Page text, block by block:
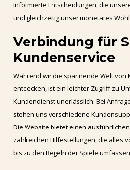
informierte Entscheidungen, die
und gleichzeitig unser monetäres
Verbindung für
Kundenservice
Während wir die spannende Welt von
entdecken, ist ein leichter Zugriff zu
Kundendienst unerlässlich. Bei
stehen uns verschiedene
Die Website bietet einen ausführlichen
zahlreichen Hilfestellungen, die alles
bis zu den Regeln der Spiele